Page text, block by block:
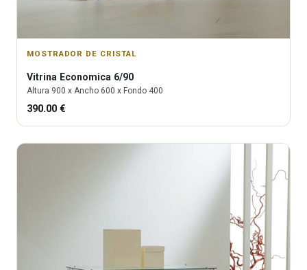
MOSTRADOR DE CRISTAL
Vitrina Economica 6/90
Altura 900 x Ancho 600 x Fondo 400
390.00 €